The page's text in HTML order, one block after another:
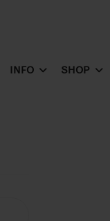
INFO SHOP